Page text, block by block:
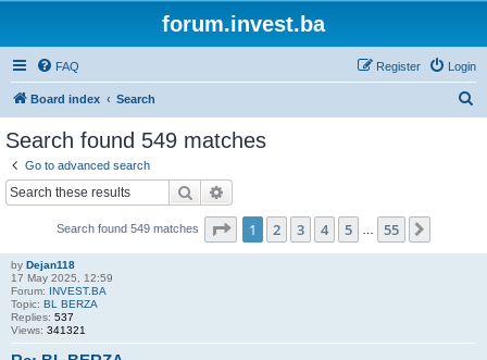
forum.invest.ba
FAQ Login
Register
Board index Search
Search found 549 matches
Go to advanced search
Search
Search found 549 matches Page 1of 55
1 2 3 4 5 55
by Dejan118
17 May 2025, 12:59
Forum: INVEST.BA
Topic: BL BERZA
Replies: 537
Views: 341321